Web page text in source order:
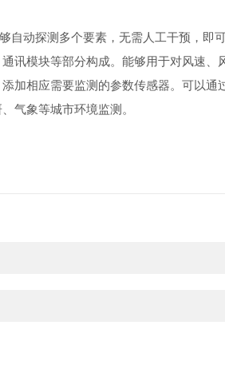
探测多个要素，无需人工干预，即
模块等部分构成。能够用于对风速、
相应需要监测的参数传感器。可以
气象等城市环境监测。